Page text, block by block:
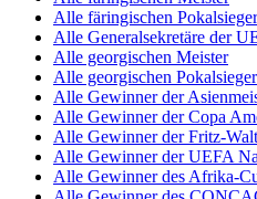
Alle färingischen Pokalsieger
Alle Generalsekretäre der
Alle georgischen Meister
Alle georgischen Pokalsieger
Alle Gewinner der
Alle Gewinner der Copa
Alle Gewinner der Fritz-
Alle Gewinner der UEFA
Alle Gewinner des Afrika-